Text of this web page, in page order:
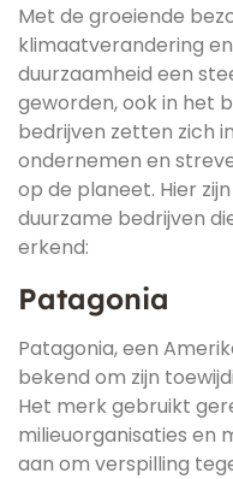
Met de groeiende
klimaatverandering
duurzaamheid een
geworden, ook in het
bedrijven zetten zich
ondernemen en
op de planeet. Hier
duurzame bedrijven
erkend:
Patagonia
Patagonia, een
bekend om zijn
Het merk gebruikt
milieuorganisaties en
aan om verspilling